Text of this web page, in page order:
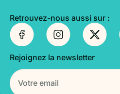
Retrouvez-nous aussi sur :
Rejoignez la newsletter